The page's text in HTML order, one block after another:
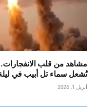
مشاهد من قلب
تُشعل سماء تل أبيب في
أبريل 1, 2026